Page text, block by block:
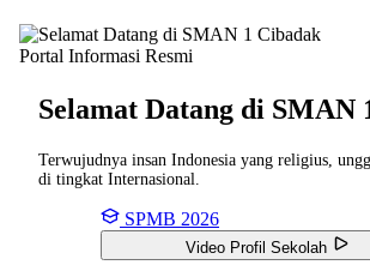
Portal Informasi Resmi
Selamat Datang di SMAN
Terwujudnya insan Indonesia yang religius,
di tingkat Internasional.
SPMB 2026
Video Profil Sekolah